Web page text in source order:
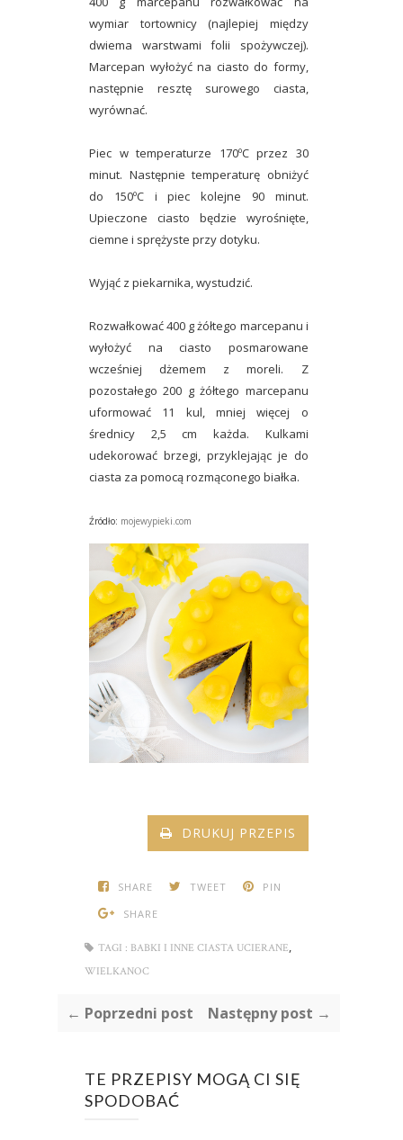
wymiar tortownicy (najlepiej między
dwiema warstwami folii spożywczej).
Marcepan wyłożyć na ciasto do formy,
następnie resztę surowego ciasta,
wyrównać.
Piec w temperaturze 170ºC przez 30
minut. Następnie temperaturę obniżyć
do 150ºC i piec kolejne 90 minut.
Upieczone ciasto będzie wyrośnięte,
ciemne i sprężyste przy dotyku.
Wyjąć z piekarnika, wystudzić.
Rozwałkować 400 g żółtego marcepanu i
wyłożyć na ciasto posmarowane
wcześniej dżemem z moreli. Z
pozostałego 200 g żółtego marcepanu
uformować 11 kul, mniej więcej o
średnicy 2,5 cm każda. Kulkami
udekorować brzegi, przyklejając je do
ciasta za pomocą rozmąconego białka.
Źródło: mojewypieki.com
DRUKUJ PRZEPIS
SHARE TWEET
PIN
SHARE
TAGI : BABKI I INNE CIASTA UCIERANE,
WIELKANOC
← Poprzedni post Następny post →
TE PRZEPISY MOGĄ CI SIĘ
SPODOBAĆ